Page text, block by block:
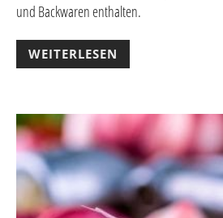
und Backwaren enthalten.
WEITERLESEN